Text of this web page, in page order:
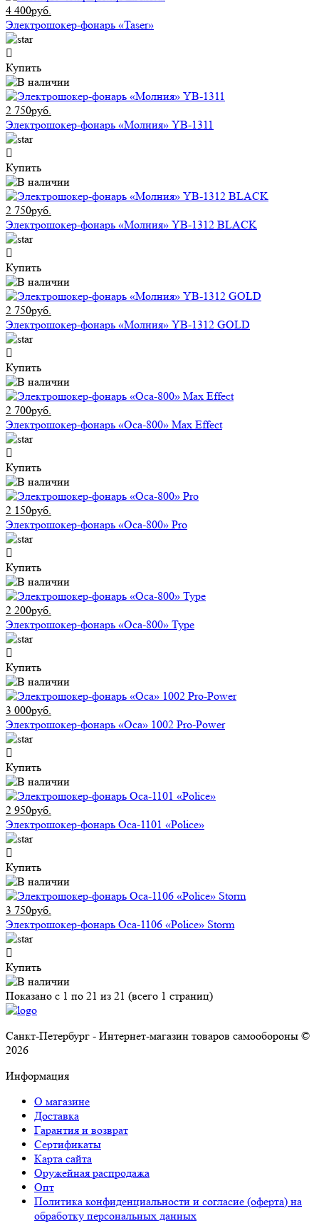
4 400руб.
Электрошокер-фонарь «Taser»
Купить
2 750руб.
Электрошокер-фонарь «Молния» YB-1311
Купить
2 750руб.
Электрошокер-фонарь «Молния» YB-1312 BLACK
Купить
2 750руб.
Электрошокер-фонарь «Молния» YB-1312 GOLD
Купить
2 700руб.
Электрошокер-фонарь «Оса-800» Max Effect
Купить
2 150руб.
Электрошокер-фонарь «Оса-800» Pro
Купить
2 200руб.
Электрошокер-фонарь «Оса-800» Type
Купить
3 000руб.
Электрошокер-фонарь «Оса» 1002 Pro-Power
Купить
2 950руб.
Электрошокер-фонарь Оса-1101 «Police»
Купить
3 750руб.
Электрошокер-фонарь Оса-1106 «Police» Storm
Купить
Показано с 1 по 21 из 21 (всего 1 страниц)
Санкт-Петербург - Интернет-магазин товаров самообороны ©
2026
Информация
О магазине
Доставка
Гарантия и возврат
Сертификаты
Карта сайта
Оружейная распродажа
Опт
Политика конфиденциальности и согласие (оферта) на
обработку персональных данных